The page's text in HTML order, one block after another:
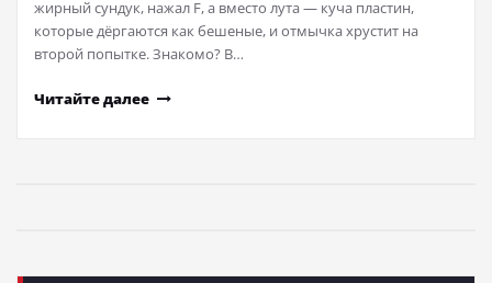
жирный сундук, нажал F, а вместо лута — куча пластин,
которые дёргаются как бешеные, и отмычка хрустит на
второй попытке. Знакомо? В…
Читайте далее